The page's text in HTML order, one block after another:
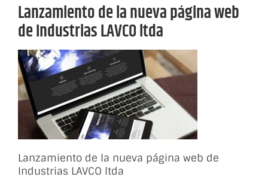
Lanzamiento de la nueva página web
de Industrias LAVCO ltda
Lanzamiento de la nueva página web de
Industrias LAVCO ltda